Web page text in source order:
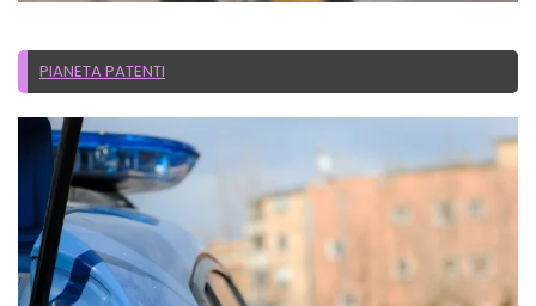
PIANETA PATENTI